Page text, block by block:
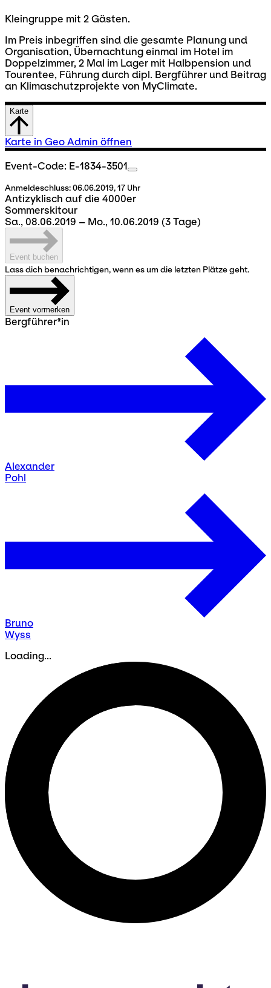
Kleingruppe mit 2 Gästen.
Im Preis inbegriffen sind die gesamte Planung und
Organisation, Übernachtung einmal im Hotel im
Doppelzimmer, 2 Mal im Lager mit Halbpension und
Tourentee, Führung durch dipl. Bergführer und Beitrag
an Klimaschutzprojekte von MyClimate.
Karte
Karte in Geo Admin öffnen
Event-Code: E-1834-3501
Anmeldeschluss:06.06.2019, 17 Uhr
Antizyklisch auf die 4000er
Sommerskitour
Sa., 08.06.2019 – Mo., 10.06.2019 (3 Tage)
Event buchen
Lass dich benachrichtigen, wenn es um die letzten Plätze geht.
Event vormerken
Bergführer*in
Alexander
Pohl
Bruno
Wyss
Loading...